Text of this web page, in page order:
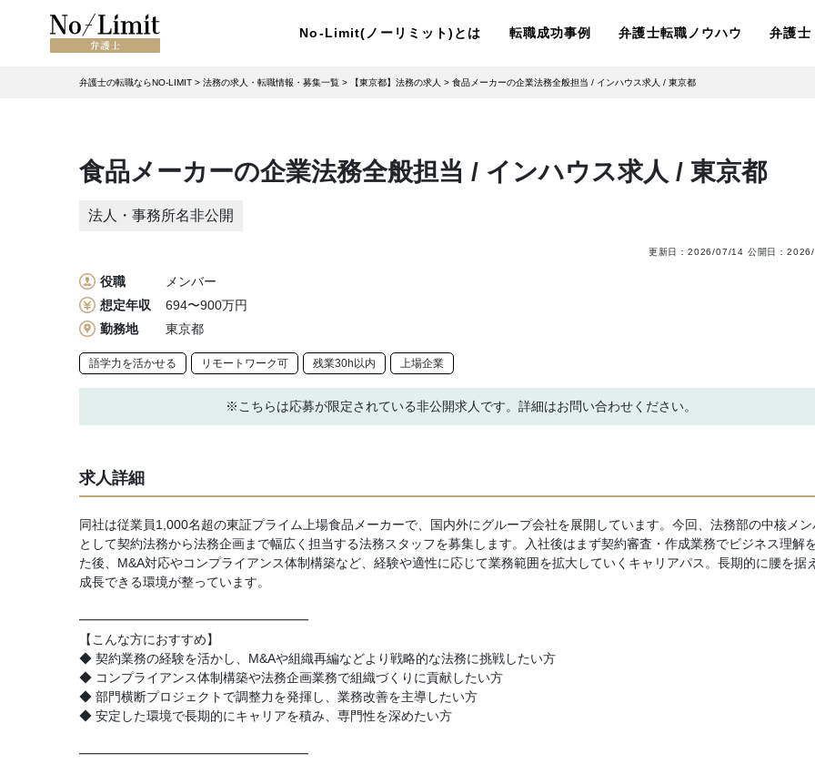
No-Limit(ノーリミット)とは 転職成功事例 弁護士転職ノウハウ 弁護士
弁護士の転職ならNO-LIMIT > 法務の求人・転職情報・募集一覧 > 【東京都】法務の求人 > 食品メーカーの企業法務全般担当 / インハウス求人 / 東京都
食品メーカーの企業法務全般担当 / インハウス求人 / 東京都
法人・事務所名非公開
更新日： 2026/07/14 公開日：
役職
メンバー
想定年収
694〜900万円
勤務地
東京都
語学力を活かせる リモートワーク可 残業30h以内 上場企業
※こちらは応募が限定されている非公開求人です。詳細はお問い合わせください。
求人詳細
同社は従業員1,000名超の東証プライム上場食品メーカーで、国内外にグループ会社を展開しています。今回、法務部の中核メン
として契約法務から法務企画まで幅広く担当する法務スタッフを募集します。入社後はまず契約審査・作成業務でビジネス理解
た後、M&A対応やコンプライアンス体制構築など、経験や適性に応じて業務範囲を拡大していくキャリアパス。長期的に腰を据
成長できる環境が整っています。
━━━━━━━━━━━━━━━━━━
【こんな方におすすめ】
◆ 契約業務の経験を活かし、M&Aや組織再編などより戦略的な法務に挑戦したい方
◆ コンプライアンス体制構築や法務企画業務で組織づくりに貢献したい方
◆ 部門横断プロジェクトで調整力を発揮し、業務改善を主導したい方
◆ 安定した環境で長期的にキャリアを積み、専門性を深めたい方
━━━━━━━━━━━━━━━━━━